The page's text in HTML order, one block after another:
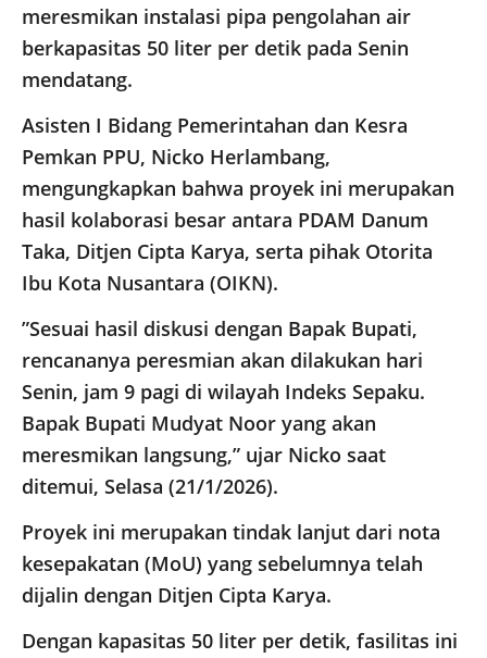
meresmikan instalasi pipa pengolahan air
berkapasitas 50 liter per detik pada Senin
mendatang.
​Asisten I Bidang Pemerintahan dan Kesra
Pemkan PPU, Nicko Herlambang,
mengungkapkan bahwa proyek ini merupakan
hasil kolaborasi besar antara PDAM Danum
Taka, Ditjen Cipta Karya, serta pihak Otorita
Ibu Kota Nusantara (OIKN).
​”Sesuai hasil diskusi dengan Bapak Bupati,
rencananya peresmian akan dilakukan hari
Senin, jam 9 pagi di wilayah Indeks Sepaku.
Bapak Bupati Mudyat Noor yang akan
meresmikan langsung,” ujar Nicko saat
ditemui, Selasa (21/1/2026).
​Proyek ini merupakan tindak lanjut dari nota
kesepakatan (MoU) yang sebelumnya telah
dijalin dengan Ditjen Cipta Karya.
Dengan kapasitas 50 liter per detik, fasilitas ini